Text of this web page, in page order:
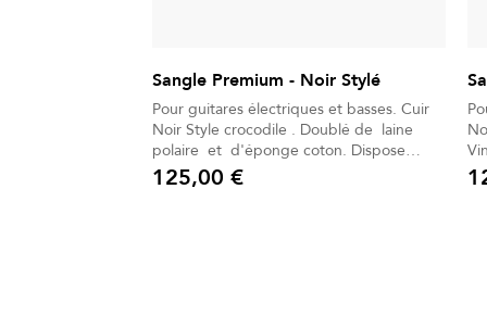
Sangle Premium - Noir Stylé
Pour guitares électriques et basses. Cuir
Noir Style crocodile . Doublé de laine
polaire et d'éponge coton. Dispose
d'une bande antiglisse. Un gant
d'entretien universel est inclus. Livré
Prix
125,00 € Prix